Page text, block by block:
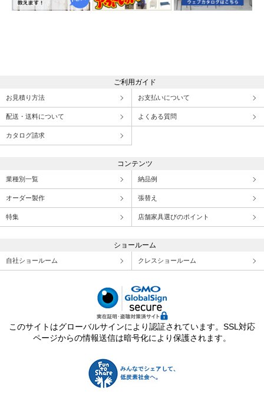
ご利用ガイド
お見積り方法 お支払いについて
配送・送料について よくある質問
カタログ請求
コンテンツ
業種別一覧 納品例
オーダー製作 張替え
特集 店舗家具選びのポイント
ショールーム
自社ショールーム クレスショールーム
このサイトはグローバルサインにより認証されています。SSL対応
ページからの情報送信は暗号化により保護されます。